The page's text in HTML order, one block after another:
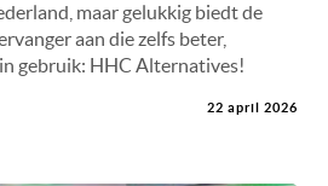
maar gelukkig biedt de
aan die zelfs beter,
gebruik: HHC Alternatives!
22 april 2026